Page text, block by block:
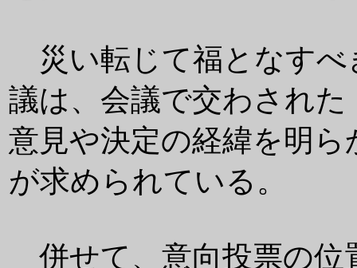
災い転じて福となすべ
議は、会議で交わされた
意見や決定の経緯を明
が求められている。
併せて、意向投票の位